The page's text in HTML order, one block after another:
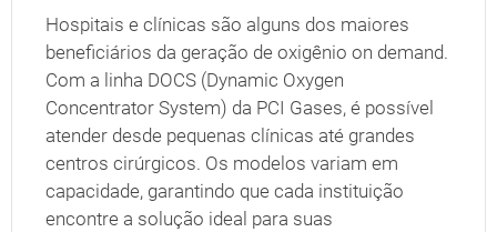
Hospitais e clínicas são alguns dos maiores
beneficiários da geração de oxigênio on demand.
Com a linha DOCS (Dynamic Oxygen
Concentrator System) da PCI Gases, é possível
atender desde pequenas clínicas até grandes
centros cirúrgicos. Os modelos variam em
capacidade, garantindo que cada instituição
encontre a solução ideal para suas